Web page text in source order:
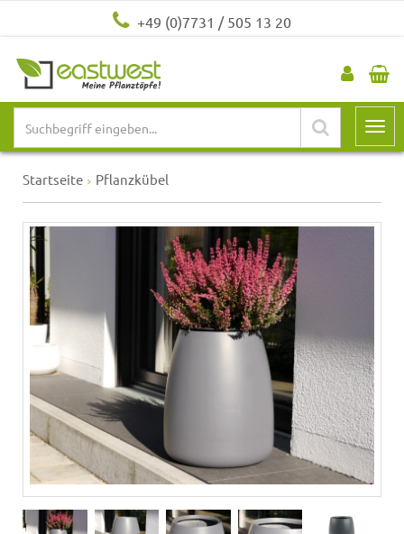
+49 (0)7731 / 505 13 20
Startseite Pflanzkübel